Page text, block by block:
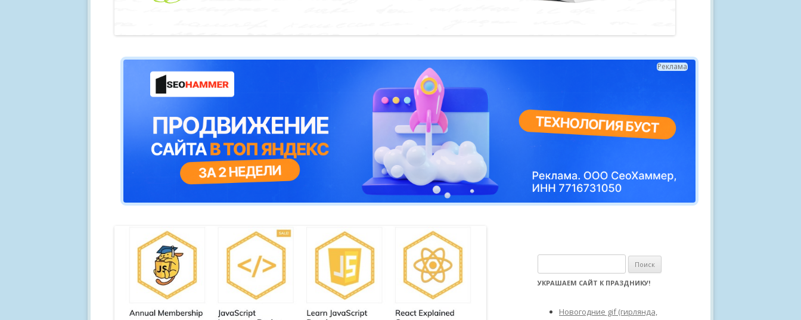
Реклама
а
УКРАШАЕМ САЙТ К ПРАЗДНИКУ!
Новогодние gif (гирлянда,